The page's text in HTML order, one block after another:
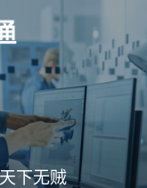
下无贼